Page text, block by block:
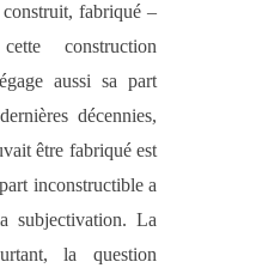
fabriqué –
construction
aussi sa part
décennies,
être fabriqué est
inconstructible a
subjectivation. La
la question